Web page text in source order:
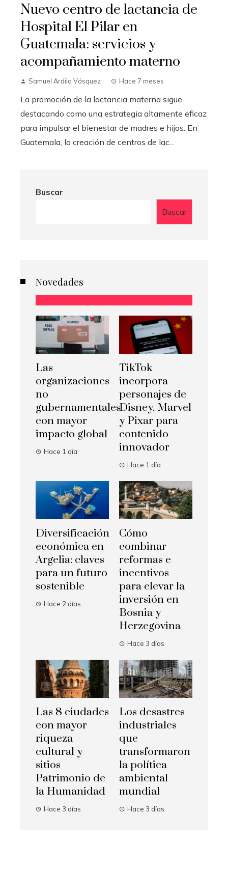
Nuevo centro de lactancia de
Hospital El Pilar en
Guatemala: servicios y
acompañamiento materno
Samuel Ardila Vásquez Hace 7 meses
La promoción de la lactancia materna sigue
destacando como una estrategia altamente eficaz
para impulsar el bienestar de madres e hijos. En
Guatemala, la creación de centros de lac...
Buscar
Buscar
Novedades
Las
organizaciones
no
gubernamentales
con mayor
impacto global
Hace 1 día
TikTok
incorpora
personajes de
Disney, Marvel
y Pixar para
contenido
innovador
Hace 1 día
Diversificación
económica en
Argelia: claves
para un futuro
sostenible
Hace 2 días
Cómo
combinar
reformas e
incentivos
para elevar la
inversión en
Bosnia y
Herzegovina
Hace 3 días
Las 8 ciudades
con mayor
riqueza
cultural y
sitios
Patrimonio de
la Humanidad
Hace 3 días
Los desastres
industriales
que
transformaron
la política
ambiental
mundial
Hace 3 días